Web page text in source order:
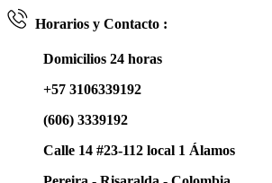
Horarios y Contacto :
Domicilios 24 horas
+57 3106339192
(606) 3339192
Calle 14 #23-112 local 1 Álamos